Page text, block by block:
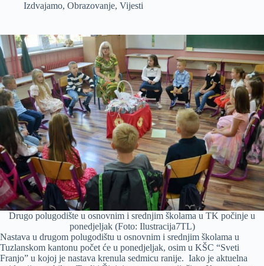
Izdvajamo, Obrazovanje, Vijesti
Drugo polugodište u osnovnim i srednjim školama u TK počinje u
ponedjeljak (Foto: Ilustracija7TL)
Nastava u drugom polugodištu u osnovnim i srednjim školama u
Tuzlanskom kantonu počet će u ponedjeljak, osim u KŠC “Sveti
Franjo” u kojoj je nastava krenula sedmicu ranije. Iako je aktuelna